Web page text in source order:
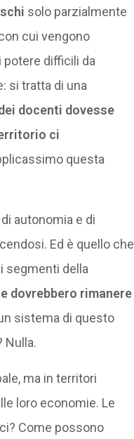
solo parzialmente
cui vengono
potere difficili da
si tratta di una
docenti dovesse
ci
questa
autonomia e di
Ed è quello che
segmenti della
dovrebbero rimanere
sistema di questo
Nulla.
ma in territori
loro economie. Le
Come possono